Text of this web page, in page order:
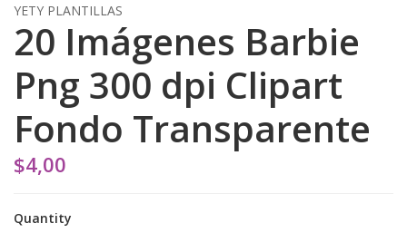
YETY PLANTILLAS
20 Imágenes Barbie
Png 300 dpi Clipart
Fondo Transparente
$4,00
Quantity